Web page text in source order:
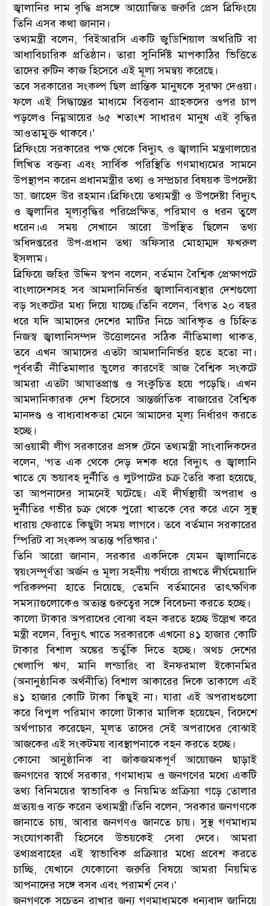
জ্বালানির দাম বৃদ্ধি প্রসঙ্গে আয়োজিত জরুরি প্রেস ব্রিফিংয়ে
তিনি এসব কথা জানান।
তথ্যমন্ত্রী বলেন, ‘বিইআরসি একটি জুডিশিয়াল অথরিটি বা
আধাবিচারিক প্রতিষ্ঠান। তারা সুনির্দিষ্ট মাপকাঠির ভিত্তিতে
তাদের রুটিন কাজ হিসেবে এই মূল্য সমন্বয় করেছে।
তবে সরকারের সংকল্প ছিল প্রান্তিক মানুষকে সুরক্ষা দেওয়া।
ফলে এই সিদ্ধান্তের মাধ্যমে বিত্তবান গ্রাহকদের ওপর চাপ
পড়লেও নিম্নআয়ের ৬৫ শতাংশ সাধারণ মানুষ এই বৃদ্ধির
আওতামুক্ত থাকবে।’
ব্রিফিংয়ে সরকারের পক্ষ থেকে বিদ্যুৎ ও জ্বালানি মন্ত্রণালয়ের
লিখিত বক্তব্য এবং সার্বিক পরিস্থিতি গণমাধ্যমের সামনে
উপস্থাপন করেন প্রধানমন্ত্রীর তথ্য ও সম্প্রচার বিষয়ক উপদেষ্টা
ডা. জাহেদ উর রহমান।ব্রিফিংয়ে তথ্যমন্ত্রী ও উপদেষ্টা বিদ্যুৎ
ও জ্বলানির মূল্যবৃদ্ধির পরিপ্রেক্ষিত, পরিমাণ ও ধরন তুলে
ধরেন।এ সময় সেখানে আরো উপস্থিত ছিলেন তথ্য
অধিদপ্তরের উপ-প্রধান তথ্য অফিসার মোহাম্মদ ফখরুল
ইসলাম।
ব্রিফিয়ে জহির উদ্দিন স্বপন বলেন, বর্তমান বৈশ্বিক প্রেক্ষাপটে
বাংলাদেশসহ সব আমদানিনির্ভর জ্বালানিব্যবস্থার দেশগুলো
বড় সংকটের মধ্য দিয়ে যাচ্ছে।তিনি বলেন, ‘বিগত ২০ বছর
ধরে যদি আমাদের দেশের মাটির নিচে আবিষ্কৃত ও চিহ্নিত
নিজস্ব জ্বালানিসম্পদ উত্তোলনের সঠিক নীতিমালা থাকত,
তবে এখন আমাদের এতটা আমদানিনির্ভর হতে হতো না।
পূর্ববর্তী নীতিমালার ভুলের কারণেই আজ বৈশ্বিক সংকটে
আমরা এতটা আঘাতপ্রাপ্ত ও সংকুচিত হয়ে পড়েছি। এখন
আমদানিকারক দেশ হিসেবে আন্তর্জাতিক বাজারের বৈশ্বিক
মানদণ্ড ও বাধ্যবাধকতা মেনে আমাদের মূল্য নির্ধারণ করতে
হচ্ছে।
আওয়ামী লীগ সরকারের প্রসঙ্গ টেনে তথ্যমন্ত্রী সাংবাদিকদের
বলেন, ‘গত এক থেকে দেড় দশক ধরে বিদ্যুৎ ও জ্বালানি
খাতে যে ভয়াবহ দুর্নীতি ও লুটপাটের চক্র তৈরি করা হয়েছে,
তা আপনাদের সামনেই ঘটেছে। এই দীর্ঘস্থায়ী অপরাধ ও
দুর্নীতির গভীর চক্র থেকে পুরো খাতকে বের করে এনে সুস্থ
ধারায় ফেরাতে কিছুটা সময় লাগবে। তবে বর্তমান সরকারের
স্পিরিট বা সংকল্প অত্যন্ত পরিষ্কার।’
তিনি আরো জানান, সরকার একদিকে যেমন জ্বালানিতে
স্বয়ংসম্পূর্ণতা অর্জন ও মূল্য সহনীয় পর্যায়ে রাখতে দীর্ঘমেয়াদি
পরিকল্পনা হাতে নিয়েছে, তেমনি বর্তমানের তাৎক্ষণিক
সমস্যাগুলোকেও অত্যন্ত গুরুত্বের সঙ্গে বিবেচনা করতে হচ্ছে।
কালো টাকার অপরাধের বোঝা বহন করতে হচ্ছে উল্লেখ করে
মন্ত্রী বলেন, বিদ্যুৎ খাতে সরকারকে এখনো ৪১ হাজার কোটি
টাকার বিশাল অঙ্কের ভর্তুকি দিতে হচ্ছে। অথচ দেশের
খেলাপি ঋণ, মানি লন্ডারিং বা ইনফরমাল ইকোনমির
(অনানুষ্ঠানিক অর্থনীতি) বিশাল আকারের দিকে তাকালে এই
৪১ হাজার কোটি টাকা কিছুই না। যারা এই অপরাধগুলো
করে বিপুল পরিমাণ কালো টাকার মালিক হয়েছেন, বিদেশে
অর্থপাচার করেছেন, মূলত তাদের সেই অপরাধের বোঝাই
আজকের এই সংকটময় ব্যবস্থাপনাকে বহন করতে হচ্ছে।
কোনো আনুষ্ঠানিক বা জাঁকজমকপূর্ণ আয়োজন ছাড়াই
জনগণের স্বার্থে সরকার, গণমাধ্যম ও জনগণের মধ্যে একটি
তথ্য বিনিময়ের স্বাভাবিক ও নিয়মিত প্রক্রিয়া গড়ে তোলার
প্রত্যয়ও ব্যক্ত করেন তথ্যমন্ত্রী।তিনি বলেন, ‘সরকার জনগণকে
জানাতে চায়, আবার জনগণও জানতে চায়। সুস্থ গণমাধ্যম
সংযোগকারী হিসেবে উভয়কেই সেবা দেবে। আমরা
তথ্যপ্রবাহের এই স্বাভাবিক প্রক্রিয়ার মধ্যে প্রবেশ করতে
চাচ্ছি, যেখানে যেকোনো জরুরি বিষয়ে আমরা নিয়মিত
আপনাদের সঙ্গে বসব এবং পরামর্শ নেব।’
জনগণকে সচেতন রাখার জন্য গণমাধ্যমকে ধন্যবাদ জানিয়ে